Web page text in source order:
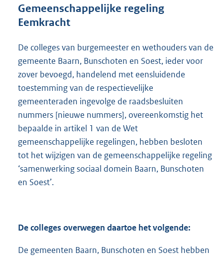
r
o
t
e
1
,
3
b
Gemeenschappelijke regeling
Eemkracht
De colleges van burgemeester en wethouders van de
gemeente Baarn, Bunschoten en Soest, ieder voor
zover bevoegd, handelend met eensluidende
toestemming van de respectievelijke
gemeenteraden ingevolge de raadsbesluiten
nummers [nieuwe nummers], overeenkomstig het
bepaalde in artikel 1 van de Wet
gemeenschappelijke regelingen, hebben besloten
tot het wijzigen van de gemeenschappelijke regeling
‘samenwerking sociaal domein Baarn, Bunschoten
en Soest’.
De colleges overwegen daartoe het volgende:
De gemeenten Baarn, Bunschoten en Soest hebben